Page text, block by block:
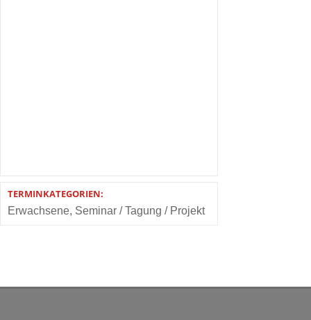
TERMINKATEGORIEN:
Erwachsene, Seminar / Tagung / Projekt